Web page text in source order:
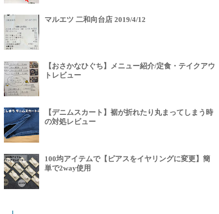
マルエツ 二和向台店 2019/4/12
【おさかなひぐち】メニュー紹介/定食・テイクアウ
トレビュー
【デニムスカート】裾が折れたり丸まってしまう時
の対処レビュー
100均アイテムで【ピアスをイヤリングに変更】簡
単で2way使用